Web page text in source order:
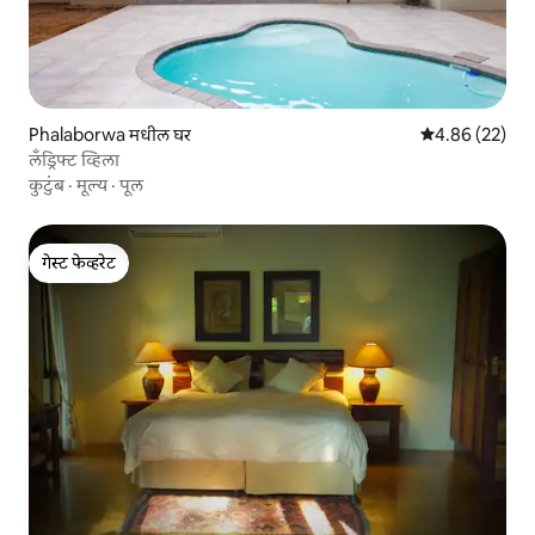
Phalaborwa मधील घर 5 पैकी 4.86
4.86 (22)
लँड्रिफ्ट व्हिला
कुटुंब·मूल्य·पूल
गेस्ट फेव्हरेट
गेस्ट फेव्हरेट